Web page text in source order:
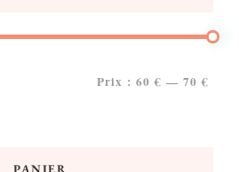
Prix : 60 € — 70 €